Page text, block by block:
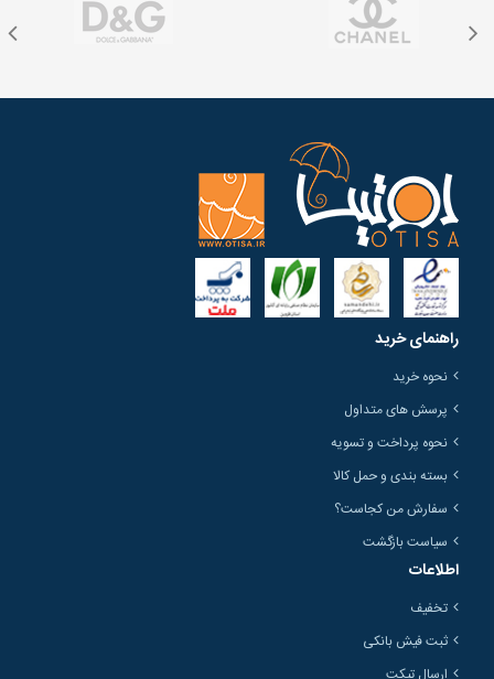
راهنمای خرید
نحوه خرید
پرسش های متداول
نحوه پرداخت و تسویه
بسته بندی و حمل کالا
سفارش من کجاست؟
سیاست بازگشت
اطلاعات
تخفیف
ثبت فیش بانکی